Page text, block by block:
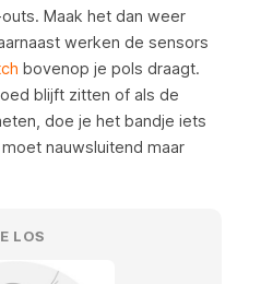
Maak het dan weer
werken de sensors
bovenop je pols draagt.
blijft zitten of als de
doe je het bandje iets
nauwsluitend maar
LOS